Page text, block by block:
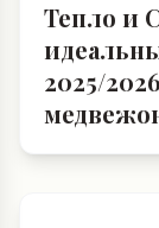
Тепло и
2025/